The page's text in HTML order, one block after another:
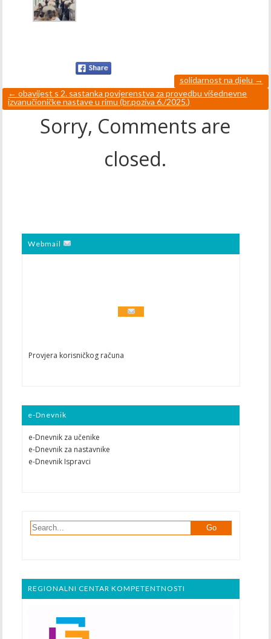
solidarnost na djelu →
← obavijest s 2. sastanka povjerenstva za provedbu višednevne
izvanučioničke nastave u rimu (br.poziva 6./2025.)
Sorry, Comments are
closed.
Webmail
Provjera korisničkog računa
e-Dnevnik
e-Dnevnik za učenike
e-Dnevnik za nastavnike
e-Dnevnik Ispravci
REGIONALNI CENTAR KOMPETENTNOSTI